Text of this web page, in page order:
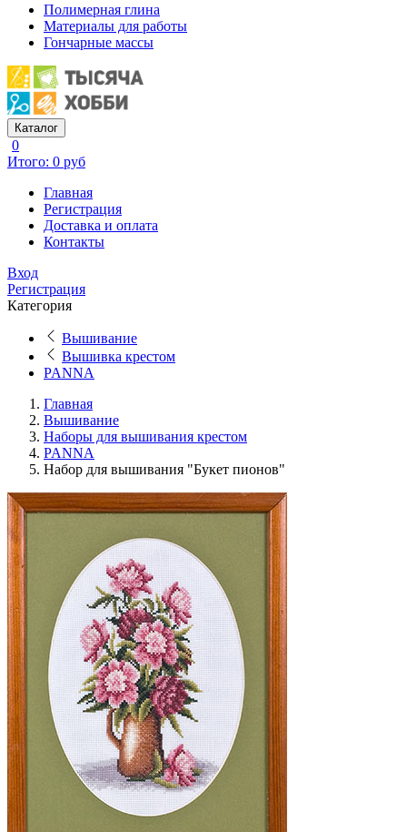
Полимерная глина
Материалы для работы
Гончарные массы
Каталог
0
Итого: 0 руб
Главная
Регистрация
Доставка и оплата
Контакты
Вход
Регистрация
Категория
Вышивание
Вышивка крестом
PANNA
Главная
Вышивание
Наборы для вышивания крестом
PANNA
Набор для вышивания "Букет пионов"